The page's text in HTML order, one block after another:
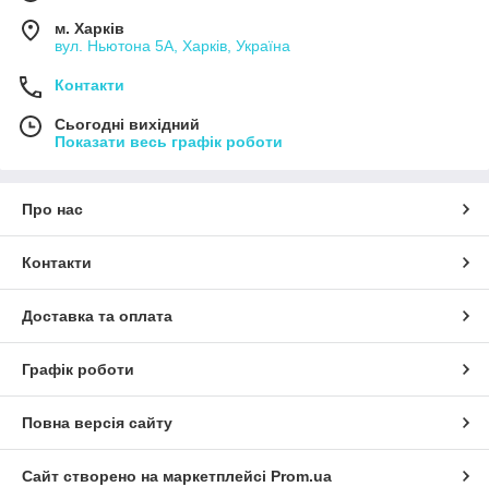
м. Харків
вул. Ньютона 5А, Харків, Україна
Контакти
Сьогодні вихідний
Показати весь графік роботи
Про нас
Контакти
Доставка та оплата
Графік роботи
Повна версія сайту
Сайт створено на маркетплейсі Prom.ua